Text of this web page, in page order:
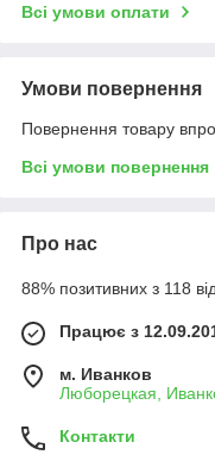
Всі умови оплати
Умови повернення
Повернення товару
Всі умови повернення
Про нас
88% позитивних з 118
Працює з
м. Иванков
Люборецкая,
Контакти